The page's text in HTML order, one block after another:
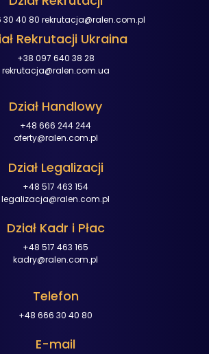
30 40 80 rekrutacja@ralen.com.pl
Rekrutacji Ukraina
+38 097 640 38 28
rekrutacja@ralen.com.ua
Dział Handlowy
+48 666 244 244
oferty@ralen.com.pl
Dział Legalizacji
+48 517 463 154
legalizacja@ralen.com.pl
Dział Kadr i Płac
+48 517 463 165
kadry@ralen.com.pl
Telefon
+48 666 30 40 80
E-mail